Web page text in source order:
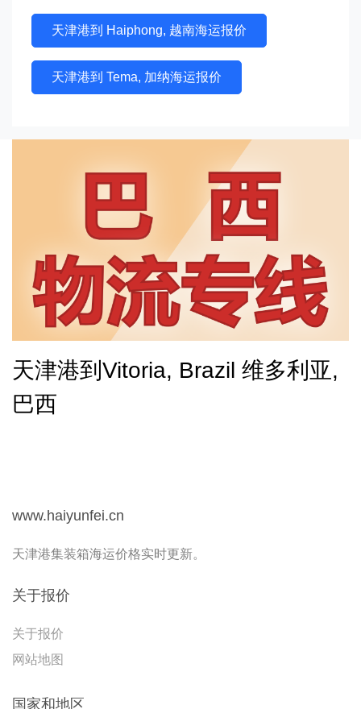
天津港到 Haiphong, 越南海运报价
天津港到 Tema, 加纳海运报价
天津港到Vitoria, Brazil 维多利亚,
巴西
www.haiyunfei.cn
天津港集装箱海运价格实时更新。
关于报价
关于报价
网站地图
国家和地区